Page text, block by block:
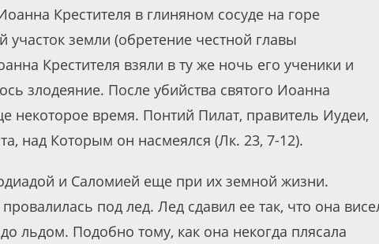
Крестителя в глиняном сосуде на горе
земли (обретение честной главы
Крестителя взяли в ту же ночь его ученики и
злодеяние. После убийства святого Иоанна
некоторое время. Понтий Пилат, правитель Иудеи,
над Которым он насмеялся (Лк. 23, 7-12).
и Саломией еще при их земной жизни.
под лед. Лед сдавил ее так, что она
льдом. Подобно тому, как она некогда плясала